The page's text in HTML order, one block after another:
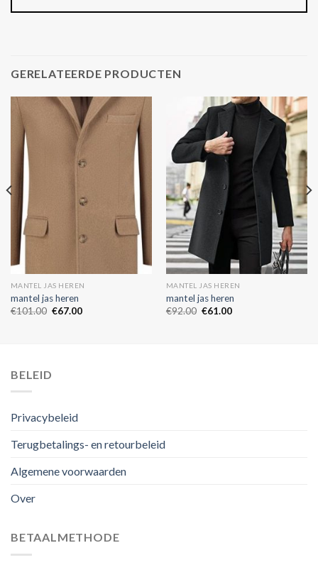
GERELATEERDE PRODUCTEN
MANTEL JAS HEREN
mantel jas heren
€101.00 €67.00
MANTEL JAS HEREN
mantel jas heren
€92.00 €61.00
BELEID
Privacybeleid
Terugbetalings- en retourbeleid
Algemene voorwaarden
Over
BETAALMETHODE